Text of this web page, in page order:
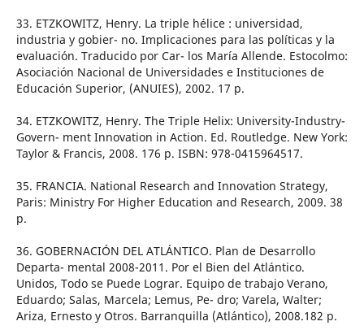
33. ETZKOWITZ, Henry. La triple hélice : universidad,
industria y gobier- no. Implicaciones para las políticas y la
evaluación. Traducido por Car- los María Allende. Estocolmo:
Asociación Nacional de Universidades e Instituciones de
Educación Superior, (ANUIES), 2002. 17 p.
34. ETZKOWITZ, Henry. The Triple Helix: University-Industry-
Govern- ment Innovation in Action. Ed. Routledge. New York:
Taylor & Francis, 2008. 176 p. ISBN: 978-0415964517.
35. FRANCIA. National Research and Innovation Strategy,
Paris: Ministry For Higher Education and Research, 2009. 38
p.
36. GOBERNACIÓN DEL ATLÁNTICO. Plan de Desarrollo
Departa- mental 2008-2011. Por el Bien del Atlántico.
Unidos, Todo se Puede Lograr. Equipo de trabajo Verano,
Eduardo; Salas, Marcela; Lemus, Pe- dro; Varela, Walter;
Ariza, Ernesto y Otros. Barranquilla (Atlántico), 2008.182 p.